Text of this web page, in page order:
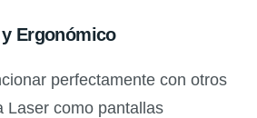
Ergonómico
perfectamente con otros
Laser como pantallas